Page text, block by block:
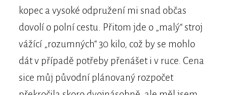
kopec a vysoké odpružení mi snad občas
dovolí o polní cestu. Přitom jde o „malý“ stroj
vážící „rozumných“ 30 kilo, což by se mohlo
dát v případě potřeby přenášet i v ruce. Cena
sice můj původní plánovaný rozpočet